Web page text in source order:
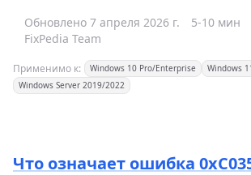
Обновлено 7 апреля 2026 г. 5-10 мин
FixPedia Team
Применимо к: Windows 10 Pro/Enterprise
Windows
Windows Server 2019/2022
Что означает ошибка